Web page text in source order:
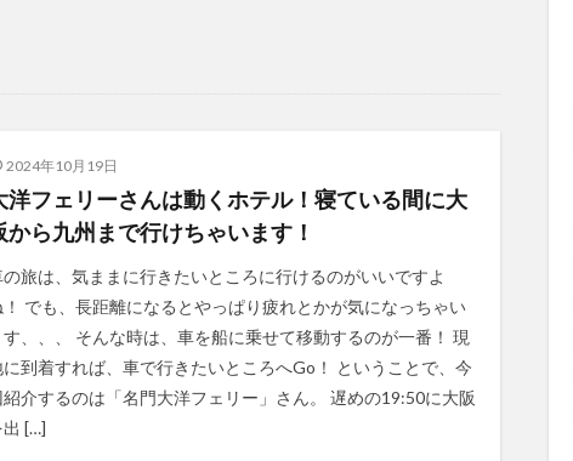
2024年10月19日
洋フェリーさんは動くホテル！寝ている間に大
から九州まで行けちゃいます！
の旅は、気ままに行きたいところに行けるのがいいですよ
！ でも、長距離になるとやっぱり疲れとかが気になっちゃい
す、、、 そんな時は、車を船に乗せて移動するのが一番！ 現
に到着すれば、車で行きたいところへGo！ ということで、今
紹介するのは「名門大洋フェリー」さん。 遅めの19:50に大阪
出 […]